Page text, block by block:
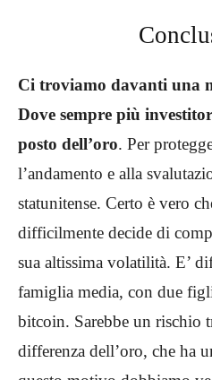
Ci troviamo davanti una
Dove sempre più
posto dell’oro. Per
l’andamento e alla
statunitense. Certo è vero
difficilmente decide di
sua altissima volatilità. E’
famiglia media, con due
bitcoin. Sarebbe un rischio
differenza dell’oro, che ha